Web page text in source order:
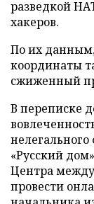
разведкой
хакеров.
По их
координаты
сжиженный
В переписке
«Русский
Центра
провести